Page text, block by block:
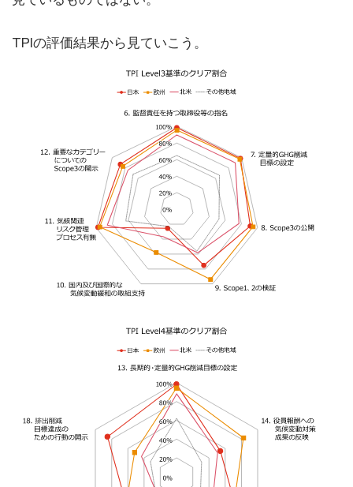
TPIの評価結果から見ていこう。